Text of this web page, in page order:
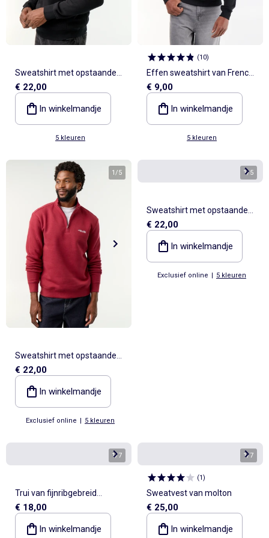
Sweatshirt met opstaande
kraag
€ 22,00
In winkelmandje
5 kleuren
(10)
Effen sweatshirt van French
Terry
€ 9,00
In winkelmandje
5 kleuren
1/5
Sweatshirt met opstaande
kraag
€ 22,00
In winkelmandje
Exclusief online | 5 kleuren
1/5
Sweatshirt met opstaande
kraag
€ 22,00
In winkelmandje
Exclusief online | 5 kleuren
1/7
Trui van fijnribgebreid
materiaal
€ 18,00
In winkelmandje
1/7
(1)
Sweatvest van molton
€ 25,00
In winkelmandje